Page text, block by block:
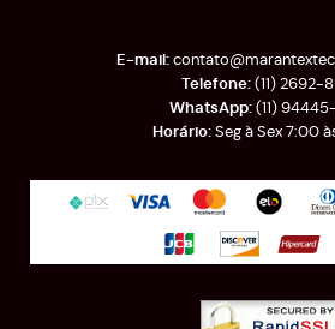
(11)2692-
(11)94445-
Seg à Sex 7:00